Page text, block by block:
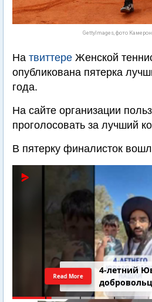
GettyImages, фото
На твиттере Женской
опубликована пятерка
года.
На сайте организации
проголосовать за лучший
В пятерку финалисток
4-летний
Read More